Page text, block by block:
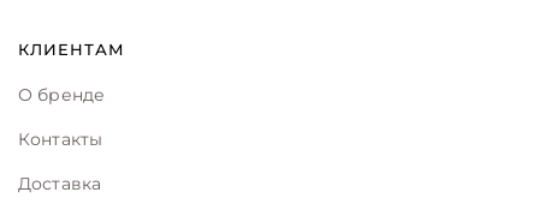
КЛИЕНТАМ
О бренде
Контакты
Доставка